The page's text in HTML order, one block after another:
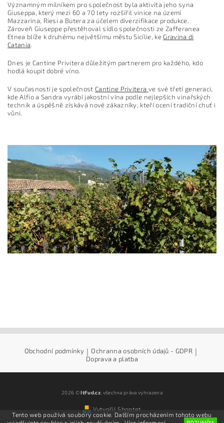
Významným milníkem pro společnost byla aktivita jeho syna
Giuseppa, který mezi 60 a 70 lety rozšířil vinice na území
Mazzarina, Riesi a Butera za účelem diverzifikace produkce.
Zároveň Giuseppe přestěhoval sídlo společnosti ze Zafferanea
Etnea blíže k druhému největšímu městu Sicílie, ke Gravina di
Catania.
Dnes je Cantine Privitera důležitým partnerem pro každého, kdo
hodlá koupit dobré víno.
V současnosti je společnost Cantine Privitera ve své třetí generaci,
kde Alfio a Sandra vyrábí jakostní vína podle nejlepších vinařských
technik a úspěšně získává nové zákazníky, kteří ocení tradiční chuť i
vůni.
Obchodní podmínky | Ochranna osobních údajů - GDPR |
Doprava a platba
2026 ©ItFud.cz, všechna práva vyhrazena
Vytvořil Shoptet
Tento web používá soubory cookie. Dalším procházením tohoto webu